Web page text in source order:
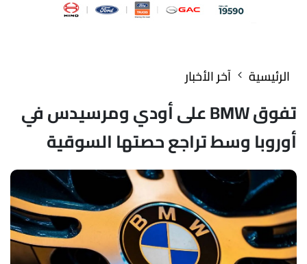
الرئيسية آخر الأخبار
تفوق BMW على أودي ومرسيدس في
أوروبا وسط تراجع حصتها السوقية